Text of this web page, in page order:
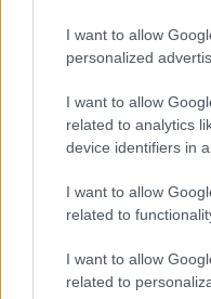
I want to allow
personalized
I want to allow
related to analytics
device identifiers in
I want to allow
related to
I want to allow
related to
LER MAIS
AQUA Q-Drive